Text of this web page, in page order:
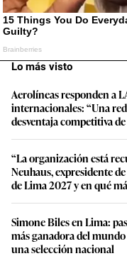
Lo más visto
Aerolíneas responden a
internacionales: “Una
desventaja competitiva
“La organización está
Neuhaus, expresidente
de Lima 2027 y en qué
Simone Biles en Lima:
más ganadora del
una selección nacional